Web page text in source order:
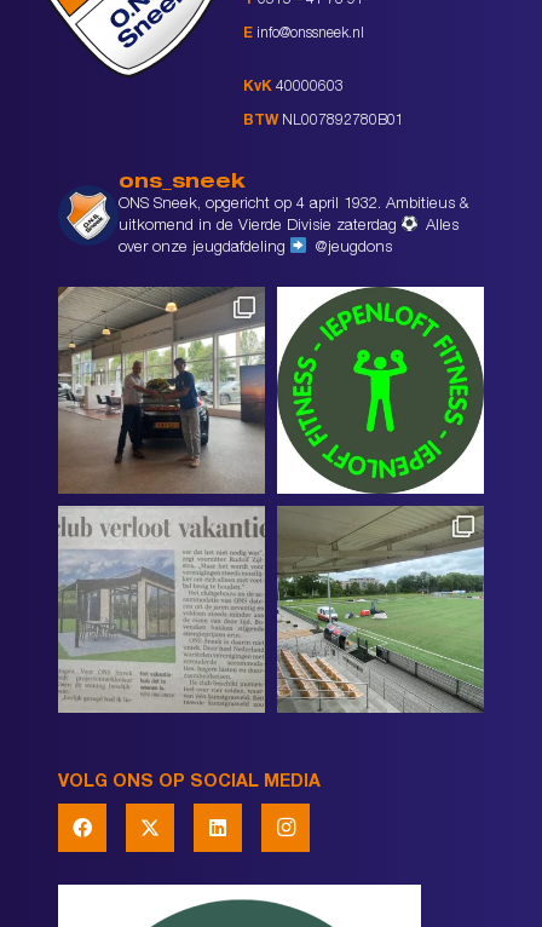
E info@onssneek.nl
KvK 40000603
BTW NL007892780B01
ons_sneek
ONS Sneek, opgericht op 4 april 1932. Ambitieus &
uitkomend in de Vierde Divisie zaterdag
Alles
over onze jeugdafdeling
@jeugdons
VOLG ONS OP SOCIAL MEDIA